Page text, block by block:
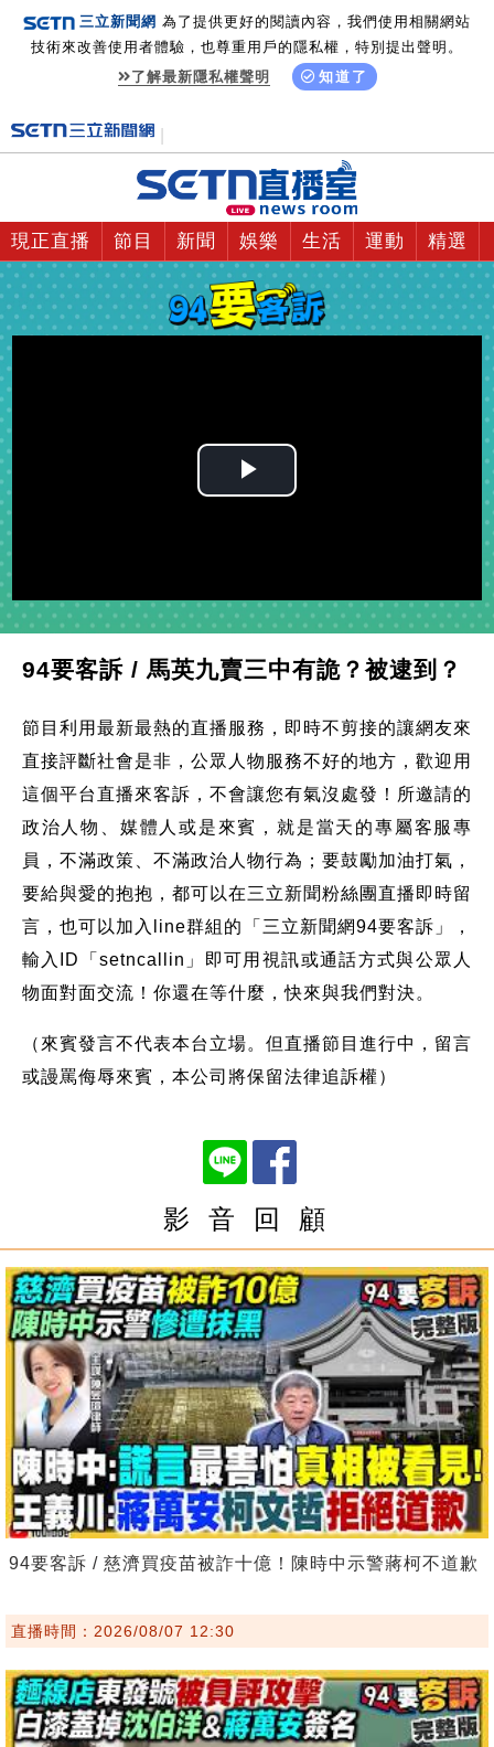
三立新聞網 為了提供更好的閱讀內容，我們使用相關網站
技術來改善使用者體驗，也尊重用戶的隱私權，特別提出聲明。
了解最新隱私權聲明
知道了
現正直播 節目 新聞 娛樂 生活 運動 精選
Play
94要客訴 / 馬英九賣三中有詭？被逮到？
節目利用最新最熱的直播服務，即時不剪接的讓網友來
直接評斷社會是非，公眾人物服務不好的地方，歡迎用
這個平台直播來客訴，不會讓您有氣沒處發！所邀請的
政治人物、媒體人或是來賓，就是當天的專屬客服專
員，不滿政策、不滿政治人物行為；要鼓勵加油打氣，
要給與愛的抱抱，都可以在三立新聞粉絲團直播即時留
言，也可以加入line群組的「三立新聞網94要客訴」，
輸入ID「setncallin」即可用視訊或通話方式與公眾人
物面對面交流！你還在等什麼，快來與我們對決。
（來賓發言不代表本台立場。但直播節目進行中，留言
或謾罵侮辱來賓，本公司將保留法律追訴權）
影 音 回 顧
94要客訴 / 慈濟買疫苗被詐十億！陳時中示警蔣柯不道歉
直播時間：2026/08/07 12:30